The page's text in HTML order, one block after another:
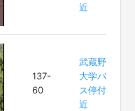
近
137-
60
武蔵野
大学バ
ス停付
近